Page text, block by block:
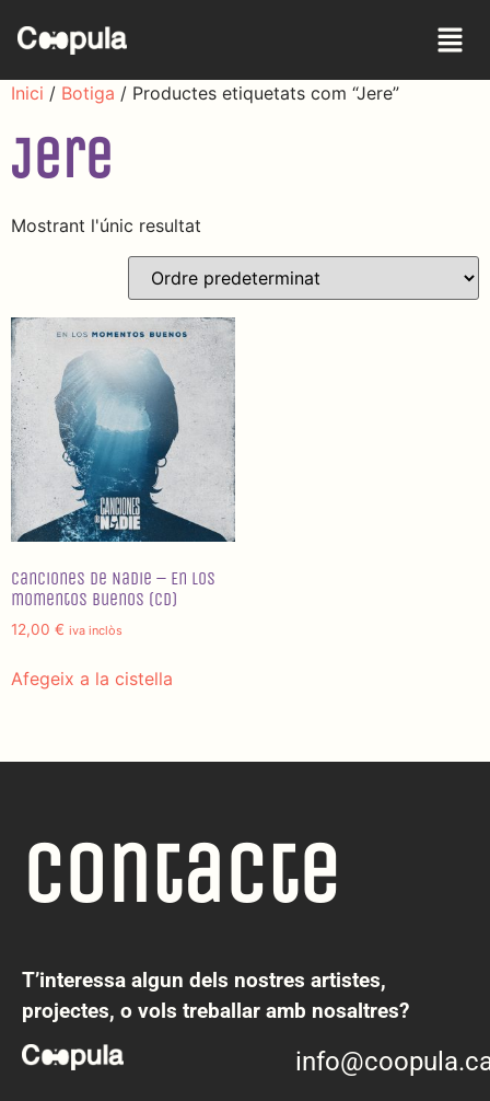
Inici / Botiga / Productes etiquetats com “Jere”
Jere
Mostrant l'únic resultat
Canciones de Nadie – En los
momentos buenos (CD)
12,00 € iva inclòs
Afegeix a la cistella
Contacte
T’interessa algun dels nostres artistes,
projectes, o vols treballar amb nosaltres?